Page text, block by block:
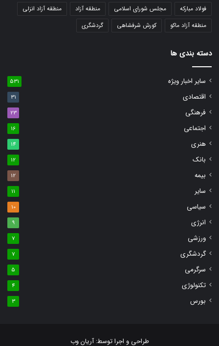
فولاد مبارکه
مجلس شورای اسلامی منطقه آزاد
منطقه آزاد انزلی
منطقه آزاد ماکو
کورش شرفشاهی گردشگری
دسته بندی ها
سایر اخبار ویژه 531
اقتصادی 31
فرهنگی 23
اجتماعی 16
هنری 14
بانک 12
بیمه 12
سایر 11
سیاسی 10
انرژی 9
ورزشی 7
گردشگری 7
سرگرمی 5
تکنولوژی 4
بورس 3
طراحی و اجرا توسط:آریان وب